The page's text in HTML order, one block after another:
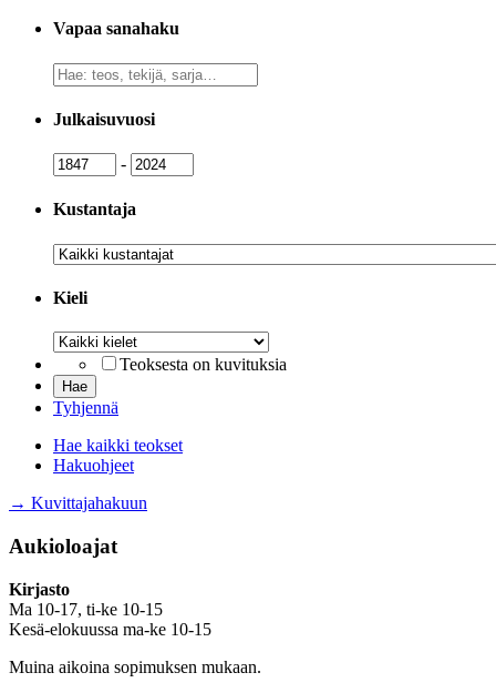
Vapaa sanahaku
Vapaa
sanahaku
Julkaisuvuosi
Julkaisuvuosi
- Julkaisuvuosi
Kustantaja
Kustantaja
Kieli
Kieli
Teoksesta on kuvituksia
Tyhjennä
Hae kaikki teokset
Hakuohjeet
→ Kuvittajahakuun
Aukioloajat
Kirjasto
Ma 10-17, ti-ke 10-15
Kesä-elokuussa ma-ke 10-15
Muina aikoina sopimuksen mukaan.